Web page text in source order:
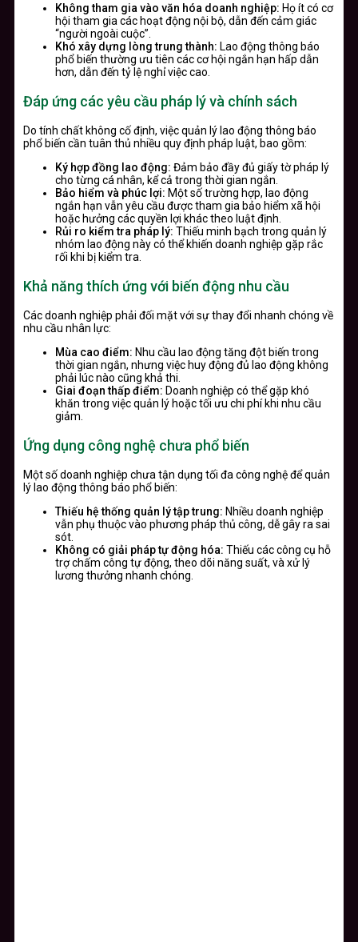
Không tham gia vào văn hóa doanh nghiệp: Họ ít có cơ
hội tham gia các hoạt động nội bộ, dẫn đến cảm giác
“người ngoài cuộc”.
Khó xây dựng lòng trung thành: Lao động thông báo
phổ biến thường ưu tiên các cơ hội ngắn hạn hấp dẫn
hơn, dẫn đến tỷ lệ nghỉ việc cao.
Đáp ứng các yêu cầu pháp lý và chính sách
Do tính chất không cố định, việc quản lý lao động thông báo
phổ biến cần tuân thủ nhiều quy định pháp luật, bao gồm:
Ký hợp đồng lao động: Đảm bảo đầy đủ giấy tờ pháp lý
cho từng cá nhân, kể cả trong thời gian ngắn.
Bảo hiểm và phúc lợi: Một số trường hợp, lao động
ngắn hạn vẫn yêu cầu được tham gia bảo hiểm xã hội
hoặc hưởng các quyền lợi khác theo luật định.
Rủi ro kiểm tra pháp lý: Thiếu minh bạch trong quản lý
nhóm lao động này có thể khiến doanh nghiệp gặp rắc
rối khi bị kiểm tra.
Khả năng thích ứng với biến động nhu cầu
Các doanh nghiệp phải đối mặt với sự thay đổi nhanh chóng về
nhu cầu nhân lực:
Mùa cao điểm: Nhu cầu lao động tăng đột biến trong
thời gian ngắn, nhưng việc huy động đủ lao động không
phải lúc nào cũng khả thi.
Giai đoạn thấp điểm: Doanh nghiệp có thể gặp khó
khăn trong việc quản lý hoặc tối ưu chi phí khi nhu cầu
giảm.
Ứng dụng công nghệ chưa phổ biến
Một số doanh nghiệp chưa tận dụng tối đa công nghệ để quản
lý lao động thông báo phổ biến:
Thiếu hệ thống quản lý tập trung: Nhiều doanh nghiệp
vẫn phụ thuộc vào phương pháp thủ công, dễ gây ra sai
sót.
Không có giải pháp tự động hóa: Thiếu các công cụ hỗ
trợ chấm công tự động, theo dõi năng suất, và xử lý
lương thưởng nhanh chóng.